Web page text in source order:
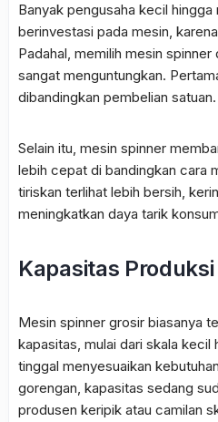
Banyak pengusaha kecil hingga
berinvestasi pada mesin,
Padahal, memilih mesin
sangat menguntungkan.
dibandingkan pembelian satuan.
Selain itu, mesin spinner
lebih cepat di bandingkan cara
tiriskan terlihat lebih bersih,
meningkatkan daya tarik
Kapasitas
Mesin spinner grosir biasanya
kapasitas, mulai dari skala kecil
tinggal menyesuaikan
gorengan, kapasitas sedang
produsen keripik atau camilan